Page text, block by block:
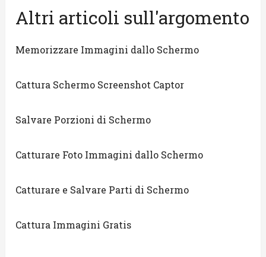
Altri articoli sull'argomento
Memorizzare Immagini dallo Schermo
Cattura Schermo Screenshot Captor
Salvare Porzioni di Schermo
Catturare Foto Immagini dallo Schermo
Catturare e Salvare Parti di Schermo
Cattura Immagini Gratis